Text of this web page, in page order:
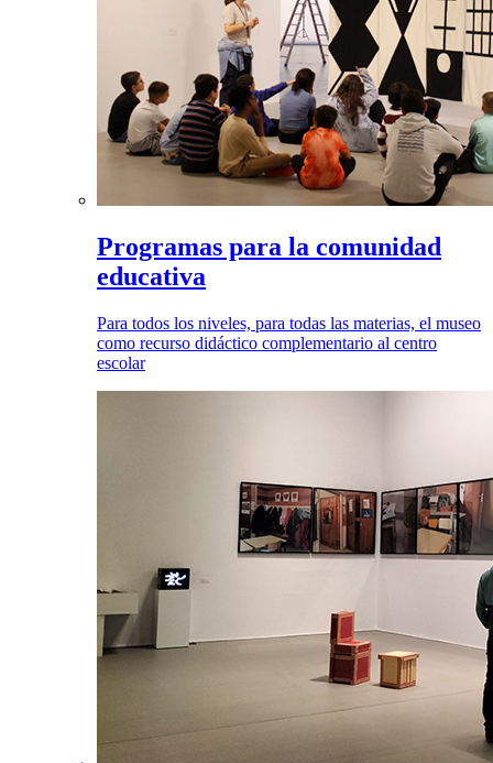
Programas para la comunidad
educativa
Para todos los niveles, para todas las materias, el museo
como recurso didáctico complementario al centro
escolar